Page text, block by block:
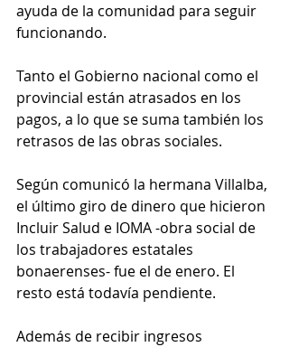
ayuda de la comunidad para seguir
funcionando.
Tanto el Gobierno nacional como el
provincial están atrasados en los
pagos, a lo que se suma también los
retrasos de las obras sociales.
Según comunicó la hermana Villalba,
el último giro de dinero que hicieron
Incluir Salud e IOMA -obra social de
los trabajadores estatales
bonaerenses- fue el de enero. El
resto está todavía pendiente.
Además de recibir ingresos